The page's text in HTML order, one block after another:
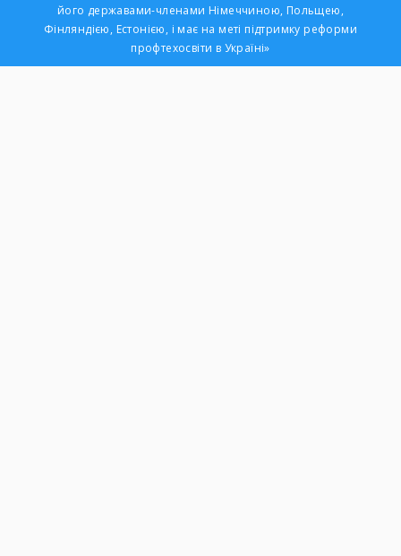
його державами-членами Німеччиною, Польщею,
Фінляндією, Естонією, і має на меті підтримку реформи
профтехосвіти в Україні»